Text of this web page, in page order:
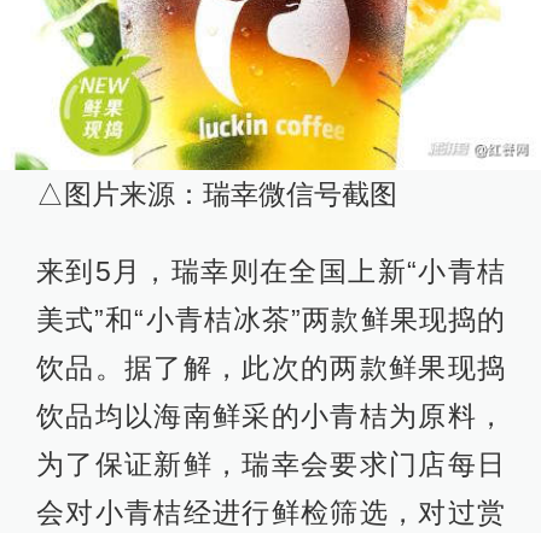
△图片来源：瑞幸微信号截图
来到5月，瑞幸则在全国上新“小青桔
美式”和“小青桔冰茶”两款鲜果现捣的
饮品。据了解，此次的两款鲜果现捣
饮品均以海南鲜采的小青桔为原料，
为了保证新鲜，瑞幸会要求门店每日
会对小青桔经进行鲜检筛选，对过赏